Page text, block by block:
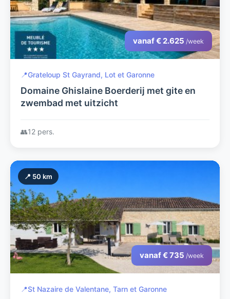
vanaf € 2.625 /week
📍Grateloup St Gayrand, Lot et Garonne
Domaine Ghislaine Boerderij met gite en
zwembad met uitzicht
👥12 pers.
📍 50 km
vanaf € 735 /week
📍St Nazaire de Valentane, Tarn et Garonne